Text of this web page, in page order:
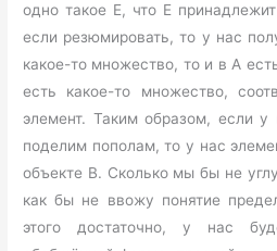
одно такое Е, что Е
если резюмировать, то у нас
какое-то множество, то и в А
есть какое-то множество,
элемент. Таким образом, если
поделим пополам, то у нас
объекте В. Сколько мы бы не
как бы не ввожу понятие
этого достаточно, у нас